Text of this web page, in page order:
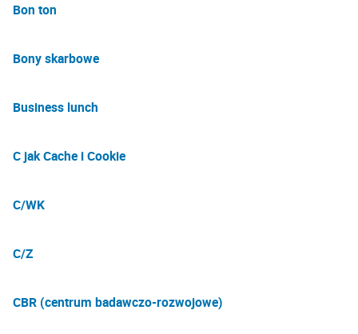
Bon ton
Bony skarbowe
Business lunch
C jak Cache i Cookie
C/WK
C/Z
CBR (centrum badawczo-rozwojowe)